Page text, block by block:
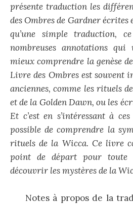
présente traduction les
des Ombres de Gardner écrites
qu’une simple traduction,
nombreuses annotations
mieux comprendre la genèse
Livre des Ombres est souvent
anciennes, comme les rituels
et de la Golden Dawn, ou les
Et c’est en s’intéressant à
possible de comprendre la
rituels de la Wicca. Ce livre
point de départ pour toute
découvrir les mystères de la
Notes à propos de la